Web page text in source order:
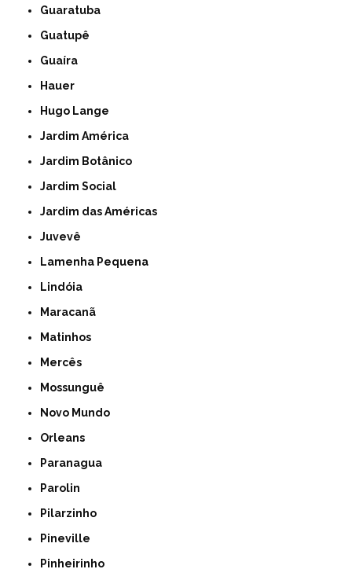
Guaratuba
Guatupê
Guaíra
Hauer
Hugo Lange
Jardim América
Jardim Botânico
Jardim Social
Jardim das Américas
Juvevê
Lamenha Pequena
Lindóia
Maracanã
Matinhos
Mercês
Mossunguê
Novo Mundo
Orleans
Paranagua
Parolin
Pilarzinho
Pineville
Pinheirinho